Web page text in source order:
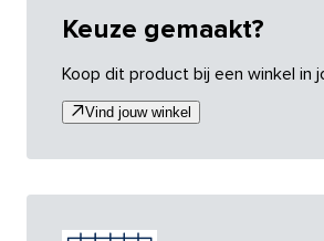
Keuze gemaakt?
Koop dit product bij een winkel in
Vind jouw winkel